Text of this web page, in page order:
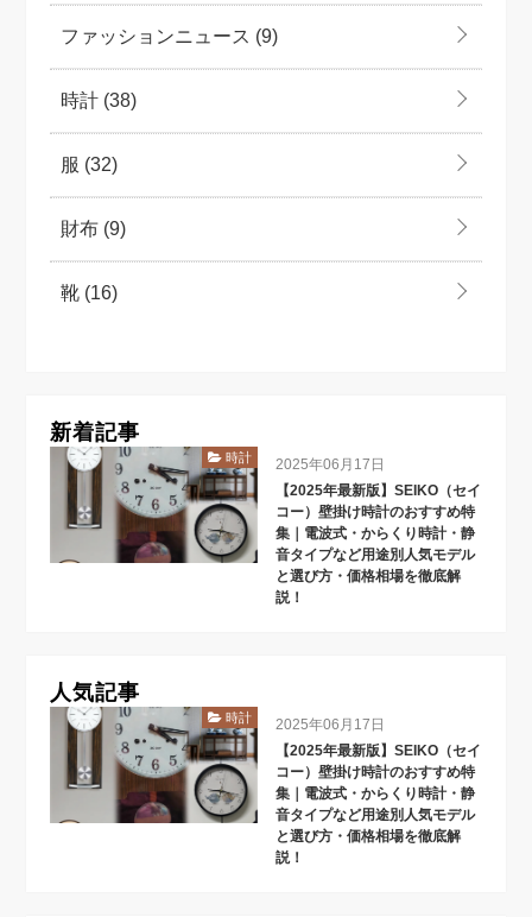
ファッションニュース (9)
時計 (38)
服 (32)
財布 (9)
靴 (16)
新着記事
時計
2025年06月17日
【2025年最新版】SEIKO（セイ
コー）壁掛け時計のおすすめ特
集｜電波式・からくり時計・静
音タイプなど用途別人気モデル
と選び方・価格相場を徹底解
説！
人気記事
時計
2025年06月17日
【2025年最新版】SEIKO（セイ
コー）壁掛け時計のおすすめ特
集｜電波式・からくり時計・静
音タイプなど用途別人気モデル
と選び方・価格相場を徹底解
説！